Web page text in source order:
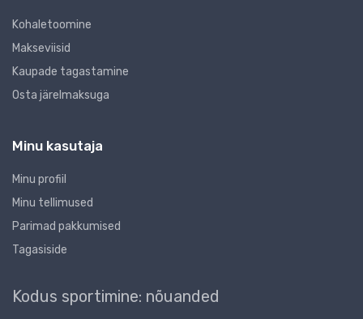
Kohaletoomine
Makseviisid
Kaupade tagastamine
Osta järelmaksuga
Minu kasutaja
Minu profiil
Minu tellimused
Parimad pakkumised
Tagasiside
Kodus sportimine: nõuanded